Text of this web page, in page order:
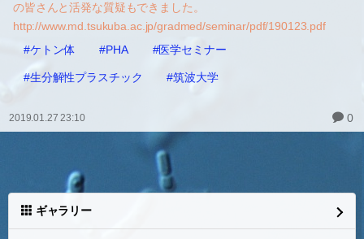
の皆さんと活発な質疑もできました。
http://www.md.tsukuba.ac.jp/gradmed/seminar/pdf/190123.pdf
#ケトン体
#PHA #医学セミナー
#生分解性プラスチック #筑波大学
2019.01.27 23:10 0
ギャラリー